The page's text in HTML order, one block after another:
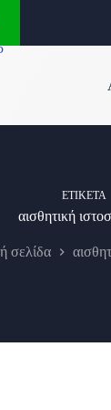
ΕΤΙΚΈΤΑ
αισθητική
σελίδα